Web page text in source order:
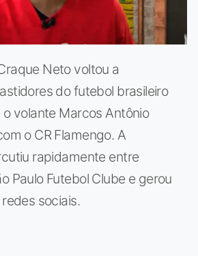
Neto voltou a
do futebol brasileiro
volante Marcos Antônio
o CR Flamengo. A
rapidamente entre
Paulo Futebol Clube e gerou
sociais.